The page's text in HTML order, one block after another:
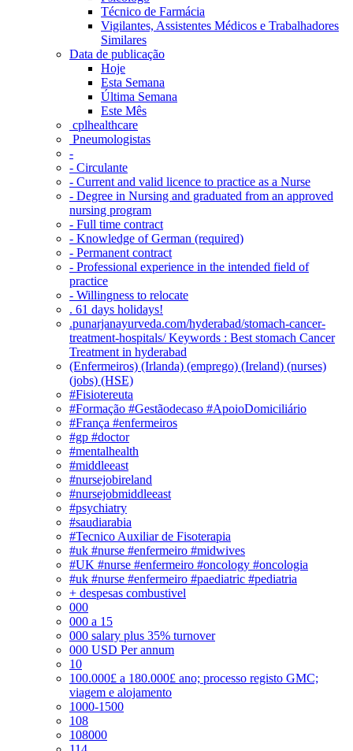
Técnico de Farmácia
Vigilantes, Assistentes Médicos e Trabalhadores
Similares
Data de publicação
Hoje
Esta Semana
Última Semana
Este Mês
‎ cplhealthcare‬
Pneumologistas
-
- Circulante
- Current and valid licence to practice as a Nurse
- Degree in Nursing and graduated from an approved
nursing program
- Full time contract
- Knowledge of German (required)
- Permanent contract
- Professional experience in the intended field of
practice
- Willingness to relocate
. 61 days holidays!
.punarjanayurveda.com/hyderabad/stomach-cancer-
treatment-hospitals/ Keywords : Best stomach Cancer
Treatment in hyderabad
(Enfermeiros) (Irlanda) (emprego) (Ireland) (nurses)
(jobs) (HSE)
#Fisiotereuta
#Formação #Gestãodecaso #ApoioDomiciliário
#França #enfermeiros
#gp #doctor
#mentalhealth
#middleeast
#nursejobireland
#nursejobmiddleeast
#psychiatry
#saudiarabia
#Tecnico Auxiliar de Fisoterapia
#uk #nurse #enfermeiro #midwives
#UK #nurse #enfermeiro #oncology #oncologia
#uk #nurse #enfermeiro #paediatric #pediatria
+ despesas combustivel
000
000 a 15
000 salary plus 35% turnover
000 USD Per annum
10
100.000£ a 180.000£ ano; processo registo GMC;
viagem e alojamento
1000-1500
108
108000